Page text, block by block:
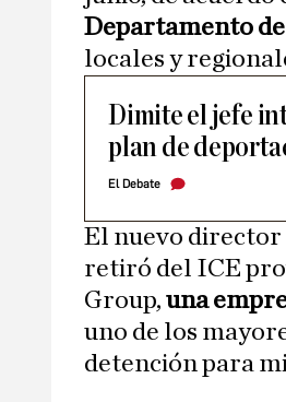
Departamento
locales y
Dimite el jefe
plan de
El Debate
El nuevo director
retiró del ICE
Group, una
uno de los
detención para